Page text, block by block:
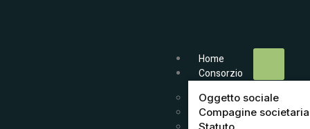
Home
Consorzio
Oggetto sociale
Compagine societaria
Statuto